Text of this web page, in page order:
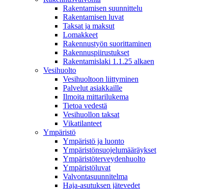
Rakentamisen suunnittelu
Rakentamisen luvat
Taksat ja maksut
Lomakkeet
Rakennustyön suorittaminen
Rakennuspiirustukset
Rakentamislaki 1.1.25 alkaen
Vesihuolto
Vesihuoltoon liittyminen
Palvelut asiakkaille
Ilmoita mittarilukema
Tietoa vedestä
Vesihuollon taksat
Vikatilanteet
Ympäristö
Ympäristö ja luonto
Ympäristönsuojelumääräykset
Ympäristöterveydenhuolto
Ympäristöluvat
Valvontasuunnitelma
Haja-asutuksen jätevedet